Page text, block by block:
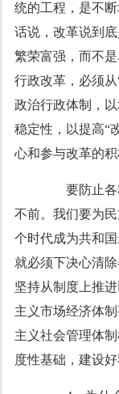
统的工程，是不
话说，改革说到
繁荣富强，而不
行政改革，必须
政治行政体制，
稳定性，以提高“
心和参与改革的积
要防止各种
不前。我们要为
个时代成为共和
就必须下决心清
坚持从制度上推
主义市场经济体
主义社会管理体
度性基础，建设